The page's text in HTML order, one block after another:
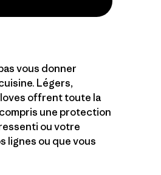
vous donner
Légers,
offrent toute la
une protection
ou votre
lignes ou que vous